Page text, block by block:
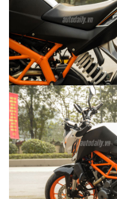
CHEVROLET TRAIBLAZER 2.8AT
2018
autodaily
1.087 lượt xem - 16/05/
ẢNH CHI TIẾT HONDA AIR